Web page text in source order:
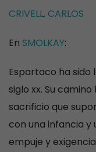
CRIVELL, CARLOS
En SMOLKAY:
Espartaco ha sido
siglo xx. Su
sacrificio que
con una infancia y
empuje y